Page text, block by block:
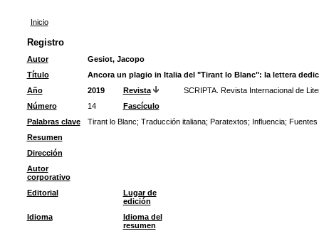
Inicio
Registro
Autor
Gesiot, Jacopo
Título
Ancora un plagio in Italia del "Tirant lo Blanc": la lettera
Año
2019 Revista
SCRIPTA. Revista Internacional de
Número
14
Fascículo
Palabras clave
Tirant lo Blanc; Traducción italiana; Paratextos; Influencia; Fuentes
Resumen
Dirección
Autor
corporativo
Editorial
Lugar de
edición
Idioma
Idioma del
resumen